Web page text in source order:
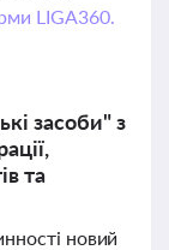
LIGA360.
засоби" з
та
новий